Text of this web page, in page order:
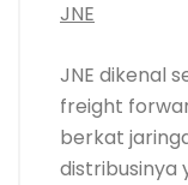
JNE
JNE dikenal
freight
berkat
distribusinya